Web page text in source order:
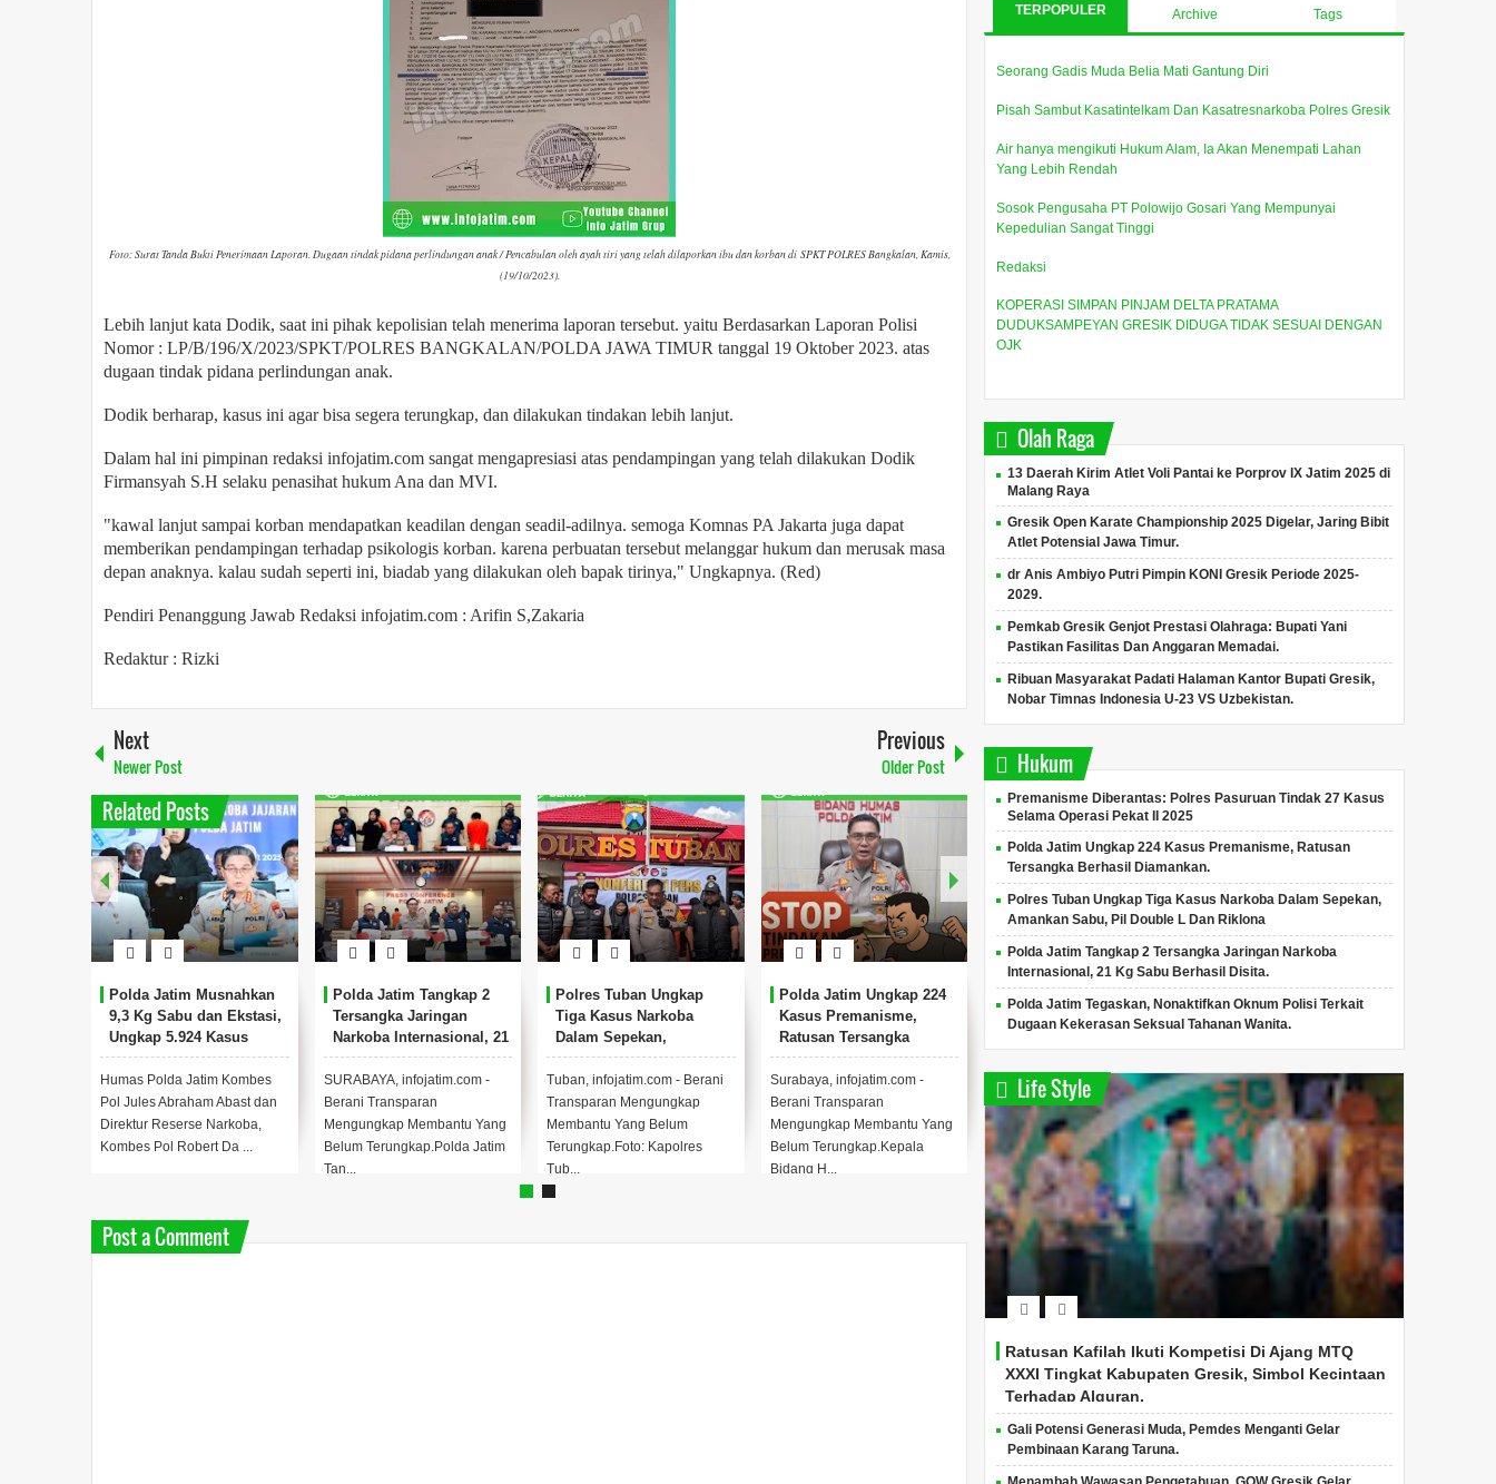
Foto: Surat Tanda Bukti Penerimaan Laporan. Dugaan tindak pidana perlindungan anak / Pencabulan oleh ayah tiri yang telah dilaporkan ibu dan korban di SPKT POLRES Bangkalan, Kamis,
(19/10/2023).
Lebih lanjut kata Dodik, saat ini pihak kepolisian telah menerima laporan tersebut. yaitu Berdasarkan Laporan Polisi
Nomor : LP/B/196/X/2023/SPKT/POLRES BANGKALAN/POLDA JAWA TIMUR tanggal 19 Oktober 2023. atas
dugaan tindak pidana perlindungan anak.
Dodik berharap, kasus ini agar bisa segera terungkap, dan dilakukan tindakan lebih lanjut.
Dalam hal ini pimpinan redaksi infojatim.com sangat mengapresiasi atas pendampingan yang telah dilakukan Dodik
Firmansyah S.H selaku penasihat hukum Ana dan MVI.
"kawal lanjut sampai korban mendapatkan keadilan dengan seadil-adilnya. semoga Komnas PA Jakarta juga dapat
memberikan pendampingan terhadap psikologis korban. karena perbuatan tersebut melanggar hukum dan merusak masa
depan anaknya. kalau sudah seperti ini, biadab yang dilakukan oleh bapak tirinya," Ungkapnya. (Red)
Pendiri Penanggung Jawab Redaksi infojatim.com : Arifin S,Zakaria
Redaktur : Rizki
Next
Newer Post
Previous
Older Post
Related Posts
Polda Jatim Musnahkan
9,3 Kg Sabu dan Ekstasi,
Ungkap 5.924 Kasus
Narkoba Sepanjang 2025
Humas Polda Jatim Kombes
Pol Jules Abraham Abast dan
Direktur Reserse Narkoba,
Kombes Pol Robert Da ...
Polda Jatim Tangkap 2
Tersangka Jaringan
Narkoba Internasional, 21
Kg Sabu Berhasil Disita.
SURABAYA, infojatim.com -
Berani Transparan
Mengungkap Membantu Yang
Belum Terungkap.Polda Jatim
Tan...
Polres Tuban Ungkap
Tiga Kasus Narkoba
Dalam Sepekan,
Amankan Sabu, Pil
Double L Dan Riklona
Tuban, infojatim.com - Berani
Transparan Mengungkap
Membantu Yang Belum
Terungkap.Foto: Kapolres
Tub...
Polda Jatim Ungkap 224
Kasus Premanisme,
Ratusan Tersangka
Berhasil Diamankan.
Surabaya, infojatim.com -
Berani Transparan
Mengungkap Membantu Yang
Belum Terungkap.Kepala
Bidang H...
Premanisme Diberantas:
Polres Pasuruan Tindak
Pasuruan, infojatim.com –
Berani Transparan
Mengungkap Membantu Yang
Belum Terungkap.Premanisme
Dibe...
Polda Jatim Tegaskan,
Nonaktifkan Oknum
Tahanan Wanita.
Surabaya, Jawa Timur,
infojatim.com - Berani
Transparan Mengungkap
Membantu Yang Belum
Terungkap.Okn...
Post a Comment
TERPOPULER Archive Tags
Seorang Gadis Muda Belia Mati Gantung Diri
Pisah Sambut Kasatintelkam Dan Kasatresnarkoba Polres Gresik
Air hanya mengikuti Hukum Alam, Ia Akan Menempati Lahan
Yang Lebih Rendah
Sosok Pengusaha PT Polowijo Gosari Yang Mempunyai
Kepedulian Sangat Tinggi
Redaksi
KOPERASI SIMPAN PINJAM DELTA PRATAMA
DUDUKSAMPEYAN GRESIK DIDUGA TIDAK SESUAI DENGAN
OJK
Olah Raga
13 Daerah Kirim Atlet Voli Pantai ke Porprov IX Jatim 2025 di
Malang Raya
Gresik Open Karate Championship 2025 Digelar, Jaring Bibit
Atlet Potensial Jawa Timur.
dr Anis Ambiyo Putri Pimpin KONI Gresik Periode 2025-
2029.
Pemkab Gresik Genjot Prestasi Olahraga: Bupati Yani
Pastikan Fasilitas Dan Anggaran Memadai.
Ribuan Masyarakat Padati Halaman Kantor Bupati Gresik,
Nobar Timnas Indonesia U-23 VS Uzbekistan.
Hukum
Premanisme Diberantas: Polres Pasuruan Tindak 27 Kasus
Selama Operasi Pekat II 2025
Polda Jatim Ungkap 224 Kasus Premanisme, Ratusan
Tersangka Berhasil Diamankan.
Polres Tuban Ungkap Tiga Kasus Narkoba Dalam Sepekan,
Amankan Sabu, Pil Double L Dan Riklona
Polda Jatim Tangkap 2 Tersangka Jaringan Narkoba
Internasional, 21 Kg Sabu Berhasil Disita.
Polda Jatim Tegaskan, Nonaktifkan Oknum Polisi Terkait
Dugaan Kekerasan Seksual Tahanan Wanita.
Life Style
Ratusan Kafilah Ikuti Kompetisi Di Ajang MTQ
XXXI Tingkat Kabupaten Gresik, Simbol Kecintaan
Terhadap Alquran.
Gali Potensi Generasi Muda, Pemdes Menganti Gelar
Pembinaan Karang Taruna.